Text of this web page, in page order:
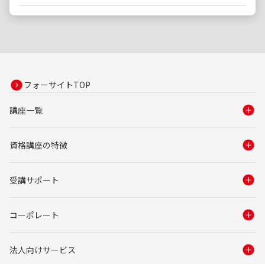
フォーサイトTOP
講座一覧
資格講座の特徴
受講サポート
コーポレート
法人向けサービス